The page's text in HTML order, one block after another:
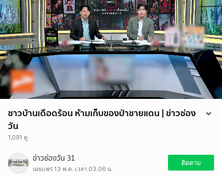
ชาวบ้านเดือดร้อน ห้ามเก็บของป่าชายแดน | ข่าวช่อง
วัน
1,091 ดู
ชาวบ้านชายแดนไทย-กัมพูชา ผวาหนัก หลังมีข่าวชาวบ้านถูกทหารกัมพูชา
ควบคุมตัว ขณะเข้าไปหาของป่าในพื้นที่ใกล้แนวชายแดน จนล่าสุดหลาย
อำเภอออกประกาศเตือนประชาชนงดเข้าป่าและพื้นที่เสี่ยง เพื่อความ
ข่าวช่องวัน 31
เผยแพร่ 13 พ.ค. เวลา 03.06 น.
ติดตาม